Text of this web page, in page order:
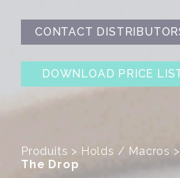
CONTACT
DOWNLOAD PRICE
Produits > Holds / Macros >
The Drop